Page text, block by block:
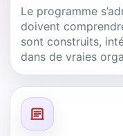
Le programme
doivent
sont construits,
dans de vraies